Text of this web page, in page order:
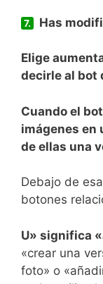
7. Has
Elige
decirle al bot
Cuando el
imágenes en
de ellas una
Debajo de
botones
U» significa
«crear una
foto» o